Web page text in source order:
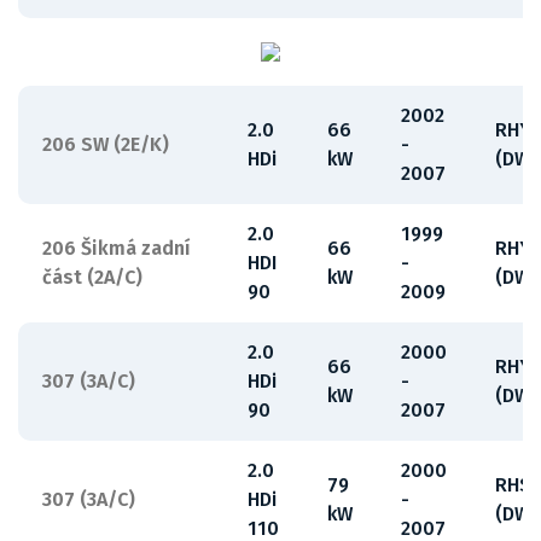
206 SW (2E/K)
2.0
HDi
66
kW
2002
-
2007
RHY
206 Šikmá zadní
část (2A/C)
2.0
HDI
90
66
kW
1999
-
2009
RHY
307 (3A/C)
2.0
HDi
90
66
kW
2000
-
2007
RHY
307 (3A/C)
2.0
HDi
110
79
kW
2000
-
2007
RHS